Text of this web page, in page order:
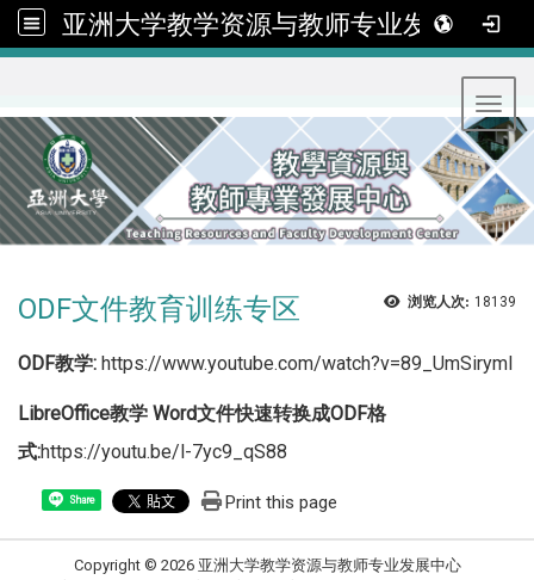
亚洲大学教学资源与教师专业发展中心
浏览人次: 18139
ODF文件教育训练专区
ODF教学: https://www.youtube.com/watch?v=89_UmSirymI
LibreOffice教学 Word文件快速转换成ODF格
式:https://youtu.be/l-7yc9_qS88
Share Print this page
Copyright © 2026 亚洲大学教学资源与教师专业发展中心